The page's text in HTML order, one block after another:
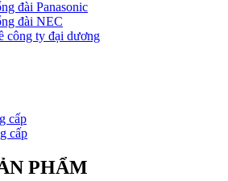
đài Panasonic
đài NEC
công ty đại dương
cấp
cấp
PHẨM